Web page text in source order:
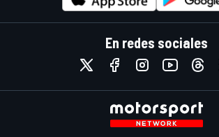
En redes sociales